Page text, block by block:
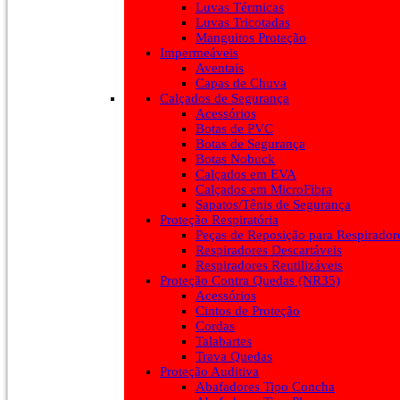
Luvas Térmicas
Luvas Tricotadas
Manguitos Proteção
Impermeáveis
Aventais
Capas de Chuva
Calçados de Segurança
Acessórios
Botas de PVC
Botas de Segurança
Botas Nobuck
Calçados em EVA
Calçados em MicroFibra
Sapatos/Tênis de Segurança
Proteção Respiratória
Peças de Reposição para
Respiradores Descartáveis
Respiradores Reutilizáveis
Proteção Contra Quedas (NR35)
Acessórios
Cintos de Proteção
Cordas
Talabartes
Trava Quedas
Proteção Auditiva
Abafadores Tipo Concha